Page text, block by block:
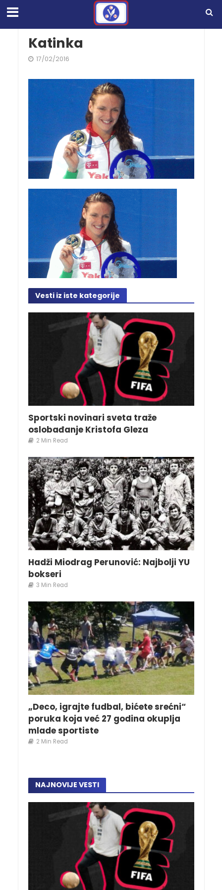
Katinka
17/02/2016
Vesti iz iste kategorije
Sportski novinari sveta traže
oslobađanje Kristofa Gleza
2 Min Read
Hadži Miodrag Perunović: Najbolji YU
bokseri
3 Min Read
„Deco, igrajte fudbal, bićete srećni“
poruka koja već 27 godina okuplja
mlade sportiste
2 Min Read
NAJNOVIJE VESTI